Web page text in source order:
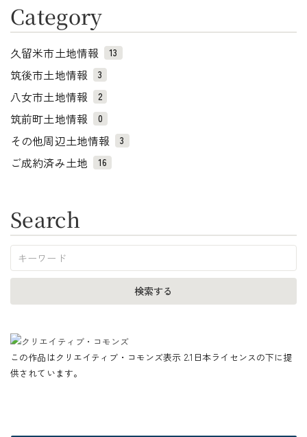
Category
久留米市土地情報 13
筑後市土地情報 3
八女市土地情報 2
筑前町土地情報 0
その他周辺土地情報 3
ご成約済み土地 16
Search
この作品はクリエイティブ・コモンズ表示 2.1日本ライセンスの下に提
供されています。